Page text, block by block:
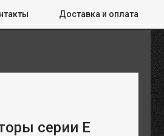
Доставка и оплата
серии Е